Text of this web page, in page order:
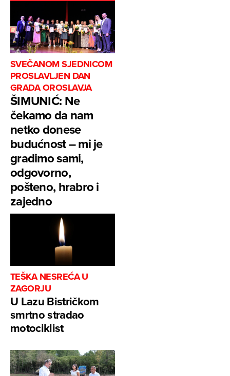
SVEČANOM SJEDNICOM
PROSLAVLJEN DAN
GRADA OROSLAVJA
ŠIMUNIĆ: Ne
čekamo da nam
netko donese
budućnost – mi je
gradimo sami,
odgovorno,
pošteno, hrabro i
zajedno
TEŠKA NESREĆA U
ZAGORJU
U Lazu Bistričkom
smrtno stradao
motociklist